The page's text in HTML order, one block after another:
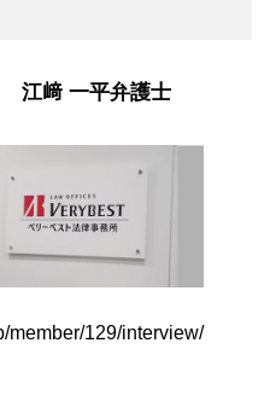
﨑 一平弁護士
member/129/interview/